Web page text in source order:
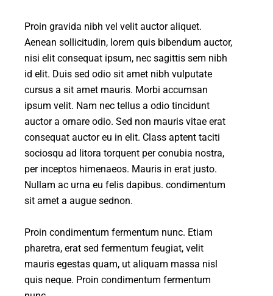
Proin gravida nibh vel velit auctor aliquet.
Aenean sollicitudin, lorem quis bibendum auctor,
nisi elit consequat ipsum, nec sagittis sem nibh
id elit. Duis sed odio sit amet nibh vulputate
cursus a sit amet mauris. Morbi accumsan
ipsum velit. Nam nec tellus a odio tincidunt
auctor a ornare odio. Sed non mauris vitae erat
consequat auctor eu in elit. Class aptent taciti
sociosqu ad litora torquent per conubia nostra,
per inceptos himenaeos. Mauris in erat justo.
Nullam ac urna eu felis dapibus. condimentum
sit amet a augue sednon.
Proin condimentum fermentum nunc. Etiam
pharetra, erat sed fermentum feugiat, velit
mauris egestas quam, ut aliquam massa nisl
quis neque. Proin condimentum fermentum